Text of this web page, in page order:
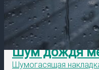
Шум дождя
Шумогасящая